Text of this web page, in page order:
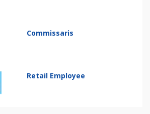
Commissaris
Retail Employee